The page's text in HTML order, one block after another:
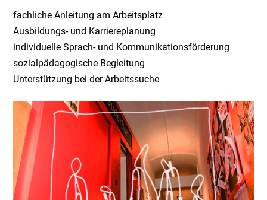
fachliche Anleitung am Arbeitsplatz
Ausbildungs- und Karriereplanung
individuelle Sprach- und Kommunikationsförderung
sozialpädagogische Begleitung
Unterstützung bei der Arbeitssuche